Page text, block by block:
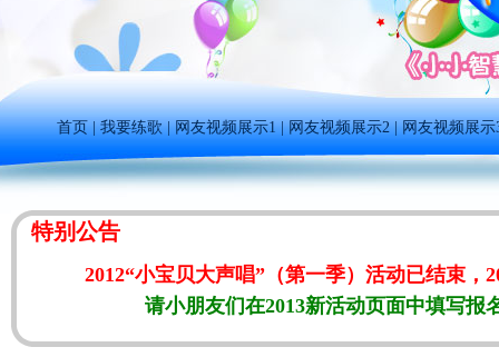
首页|我要练歌|网友视频展示1|网友视频展示2|网友视频展示
特别公告
2012“小宝贝大声唱”（第一季）活动已结束
请小朋友们在2013新活动页面中填写报